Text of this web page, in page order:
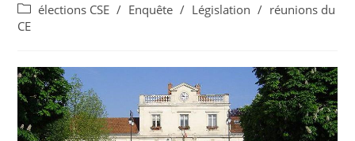
élections CSE / Enquête / Législation / réunions du
CE